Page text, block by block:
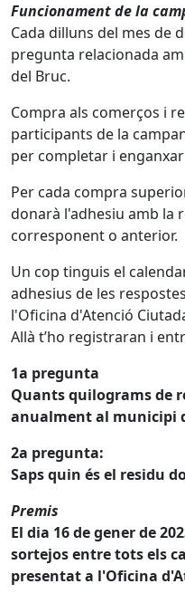
Funcionament de la
Cada dilluns del mes de
pregunta relacionada
del Bruc.
Compra als comerços i
participants de la
per completar i
Per cada compra
donarà l'adhesiu amb la
corresponent o anterior.
Un cop tinguis el
adhesius de les
l'Oficina d'Atenció
Allà t’ho registraran i
1a pregunta
Quants quilograms de
anualment al municipi
2a pregunta:
Saps quin és el residu
Premis
El dia 16 de gener de
sortejos entre tots els
presentat a l'Oficina